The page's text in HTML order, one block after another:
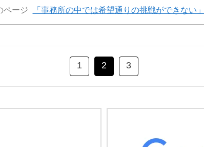
ページ 「事務所の中では希望通りの挑戦ができない
1 2 3